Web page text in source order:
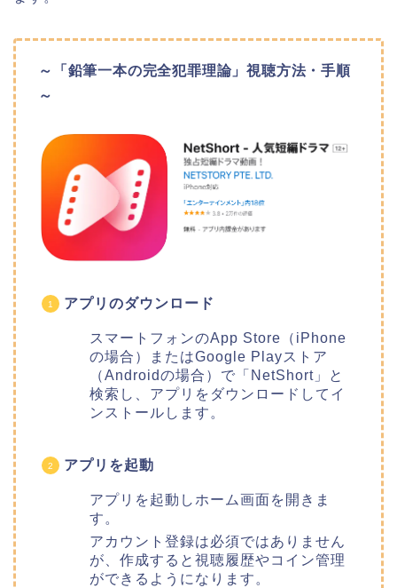
～「鉛筆一本の完全犯罪理論」視聴方法・手順
～
アプリのダウンロード
スマートフォンのApp Store（iPhone
の場合）またはGoogle Playストア
（Androidの場合）で「NetShort」と
検索し、アプリをダウンロードしてイ
ンストールします。
アプリを起動
アプリを起動しホーム画面を開きま
す。
アカウント登録は必須ではありません
が、作成すると視聴履歴やコイン管理
ができるようになります。